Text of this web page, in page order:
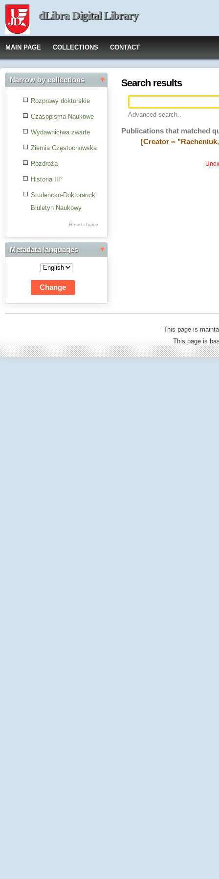
dLibra Digital Library
MAIN PAGE COLLECTIONS CONTACT
Narrow by collections
Rozprawy doktorskie
Czasopisma Naukowe
Wydawnictwa zwarte
Ziemia Częstochowska
Rozdroża
Historia III°
Studencko-Doktorancki
Biuletyn Naukowy
Res Academicae
Science Project Scripts
Biuletyn Informacyjny
WSP w Częstochowie
Reset choice
Metadata languages
Search results
Advanced search..
Publications that matched
[Creator =
This page is
This page is